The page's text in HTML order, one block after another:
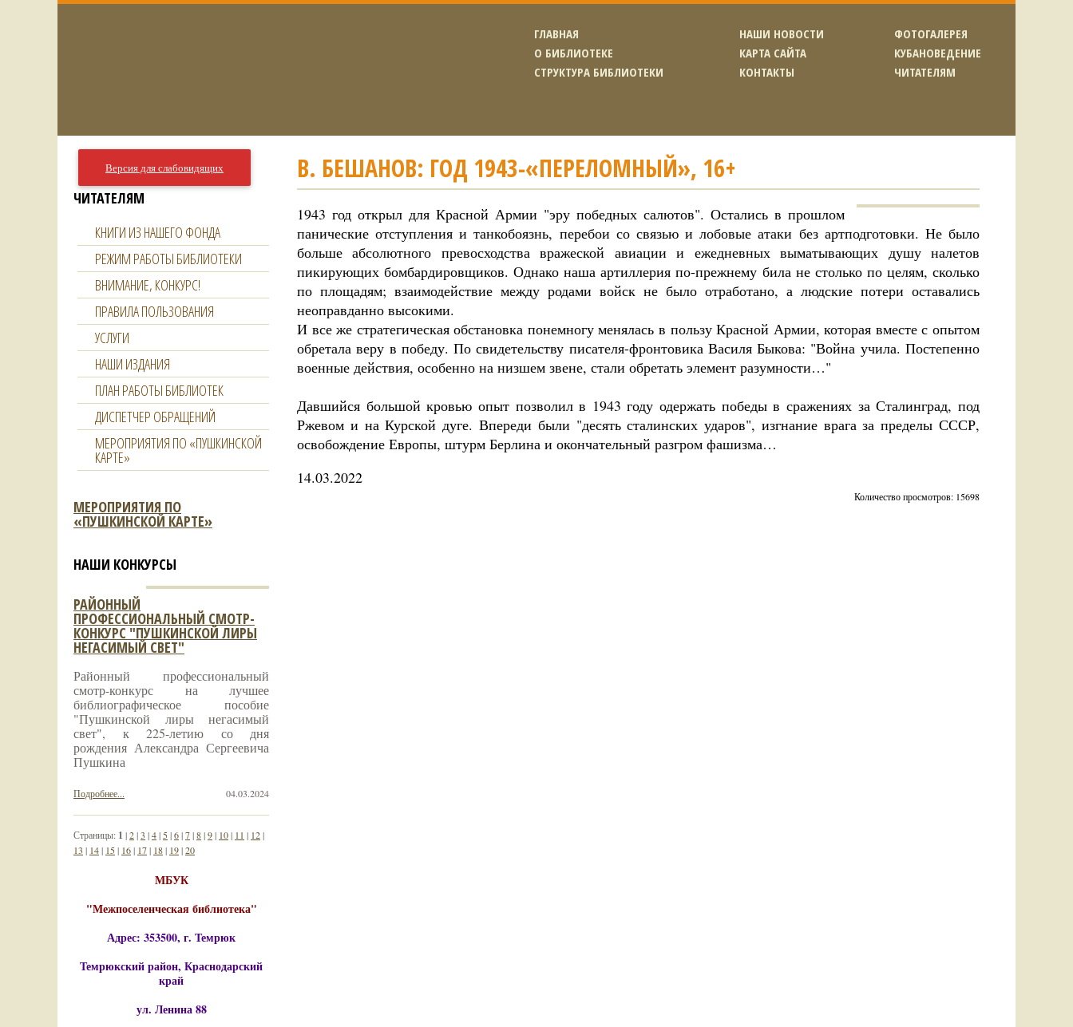
ГЛАВНАЯ
О БИБЛИОТЕКЕ
СТРУКТУРА БИБЛИОТЕКИ
НАШИ НОВОСТИ
КАРТА САЙТА
КОНТАКТЫ
ФОТОГАЛЕРЕЯ
КУБАНОВЕДЕНИЕ
ЧИТАТЕЛЯМ
В. БЕШАНОВ: ГОД 1943-«ПЕРЕЛОМНЫЙ», 16+
1943 год открыл для Красной Армии "эру победных салютов". Остались в прошлом
панические отступления и танкобоязнь, перебои со связью и лобовые атаки без артподготовки. Не было
больше абсолютного превосходства вражеской авиации и ежедневных выматывающих душу налетов
пикирующих бомбардировщиков. Однако наша артиллерия по-прежнему била не столько по целям, сколько
по площадям; взаимодействие между родами войск не было отработано, а людские потери оставались
неоправданно высокими.
И все же стратегическая обстановка понемногу менялась в пользу Красной Армии, которая вместе с опытом
обретала веру в победу. По свидетельству писателя-фронтовика Василя Быкова: "Война учила. Постепенно
военные действия, особенно на низшем звене, стали обретать элемент разумности…"
Давшийся большой кровью опыт позволил в 1943 году одержать победы в сражениях за Сталинград, под
Ржевом и на Курской дуге. Впереди были "десять сталинских ударов", изгнание врага за пределы СССР,
освобождение Европы, штурм Берлина и окончательный разгром фашизма…
14.03.2022
Количество просмотров: 15698
Версия для слабовидящих
ЧИТАТЕЛЯМ
КНИГИ ИЗ НАШЕГО ФОНДА
РЕЖИМ РАБОТЫ БИБЛИОТЕКИ
ВНИМАНИЕ, КОНКУРС!
ПРАВИЛА ПОЛЬЗОВАНИЯ
УСЛУГИ
НАШИ ИЗДАНИЯ
ПЛАН РАБОТЫ БИБЛИОТЕК
ДИСПЕТЧЕР ОБРАЩЕНИЙ
МЕРОПРИЯТИЯ ПО «ПУШКИНСКОЙ
КАРТЕ»
МЕРОПРИЯТИЯ ПО
«ПУШКИНСКОЙ КАРТЕ»
НАШИ КОНКУРСЫ
РАЙОННЫЙ
ПРОФЕССИОНАЛЬНЫЙ СМОТР-
КОНКУРС "ПУШКИНСКОЙ ЛИРЫ
НЕГАСИМЫЙ СВЕТ"
Районный профессиональный
смотр-конкурс на лучшее
библиографическое пособие
"Пушкинской лиры негасимый
свет", к 225-летию со дня
рождения Александра Сергеевича
Пушкина
04.03.2024
Подробнее...
Страницы: 1 |2|3 |4| 5|6|7|8|9| 10| 11 | 12|
13 | 14| 15| 16| 17| 18| 19|20
МБУК
"Межпоселенческая библиотека"
Адрес: 353500, г. Темрюк
Темрюкский район, Краснодарский
край
ул. Ленина 88